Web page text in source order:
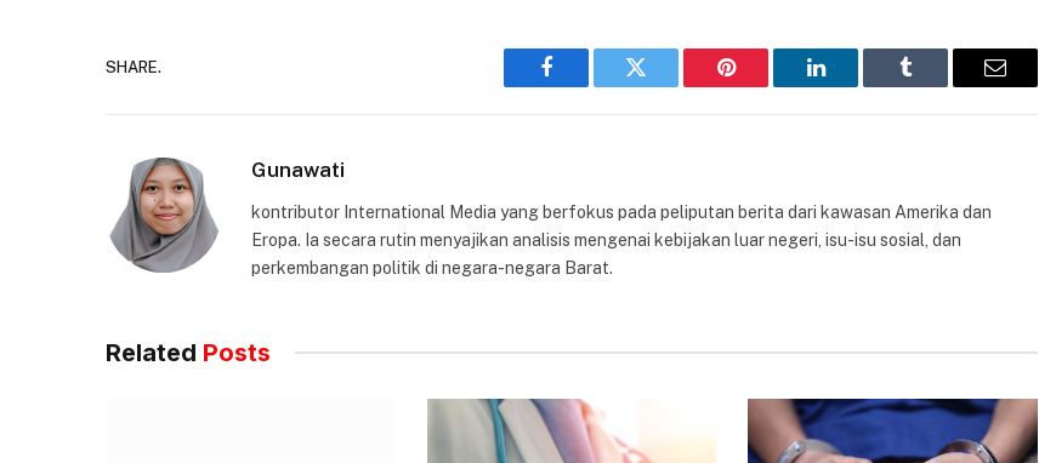
SHARE.
Facebook Twitter Pinterest LinkedIn Tumblr Email
Gunawati
kontributor International Media yang berfokus pada peliputan berita dari kawasan Amerika dan
Eropa. Ia secara rutin menyajikan analisis mengenai kebijakan luar negeri, isu-isu sosial, dan
perkembangan politik di negara-negara Barat.
Related Posts